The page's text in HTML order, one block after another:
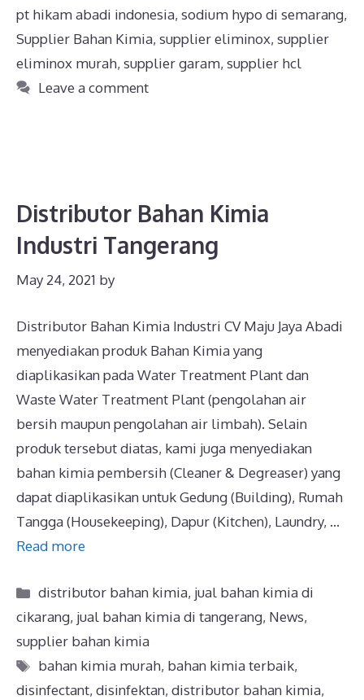
pt hikam abadi indonesia, sodium hypo di semarang,
Supplier Bahan Kimia, supplier eliminox, supplier
eliminox murah, supplier garam, supplier hcl
Leave a comment
Distributor Bahan Kimia
Industri Tangerang
May 24, 2021 by
Distributor Bahan Kimia Industri CV Maju Jaya Abadi
menyediakan produk Bahan Kimia yang
diaplikasikan pada Water Treatment Plant dan
Waste Water Treatment Plant (pengolahan air
bersih maupun pengolahan air limbah). Selain
produk tersebut diatas, kami juga menyediakan
bahan kimia pembersih (Cleaner & Degreaser) yang
dapat diaplikasikan untuk Gedung (Building), Rumah
Tangga (Housekeeping), Dapur (Kitchen), Laundry, …
Read more
distributor bahan kimia, jual bahan kimia di
cikarang, jual bahan kimia di tangerang, News,
supplier bahan kimia
bahan kimia murah, bahan kimia terbaik,
disinfectant, disinfektan, distributor bahan kimia,